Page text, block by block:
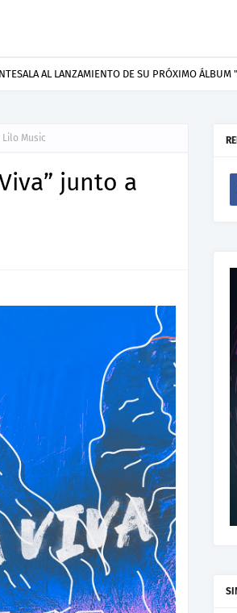
Life”, un himno de nuevos comienzos
Music
junto a